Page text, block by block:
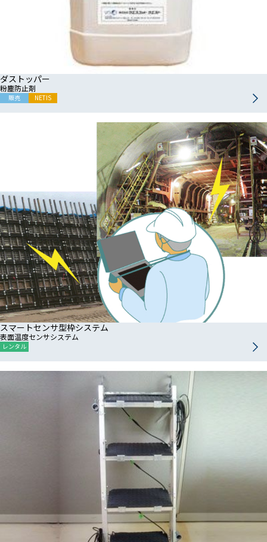
ダストッパー
粉塵防止剤
販売 NETIS
スマートセンサ型枠システム
表面温度センサシステム
レンタル